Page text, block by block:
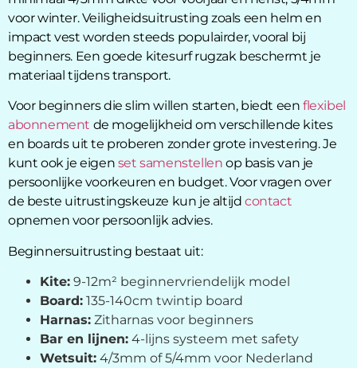
voor winter. Veiligheidsuitrusting zoals een helm en
impact vest worden steeds populairder, vooral bij
beginners. Een goede kitesurf rugzak beschermt je
materiaal tijdens transport.
Voor beginners die slim willen starten, biedt eenflexibel
abonnement de mogelijkheid om verschillende kites
en boards uit te proberen zonder grote investering. Je
kunt ook je eigen set samenstellen op basis van je
persoonlijke voorkeuren en budget. Voor vragen over
de beste uitrustingskeuze kun je altijdcontact
opnemen voor persoonlijk advies.
Beginnersuitrusting bestaat uit:
Kite: 9-12m² beginnervriendelijk model
Board: 135-140cm twintip board
Harnas: Zitharnas voor beginners
Bar en lijnen: 4-lijns systeem met safety
Wetsuit: 4/3mm of 5/4mm voor Nederland